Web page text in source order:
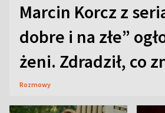
Marcin Korcz z
dobre i na złe”
żeni. Zdradził, co
Rozmowy